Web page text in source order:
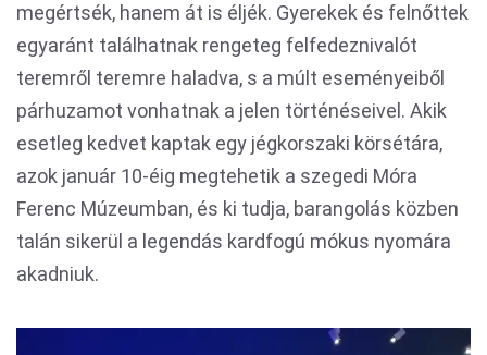
megértsék, hanem át is éljék. Gyerekek és felnőttek
egyaránt találhatnak rengeteg felfedeznivalót
teremről teremre haladva, s a múlt eseményeiből
párhuzamot vonhatnak a jelen történéseivel. Akik
esetleg kedvet kaptak egy jégkorszaki körsétára,
azok január 10-éig megtehetik a szegedi Móra
Ferenc Múzeumban, és ki tudja, barangolás közben
talán sikerül a legendás kardfogú mókus nyomára
akadniuk.